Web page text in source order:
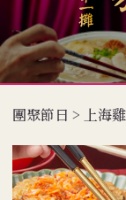
團聚節日 > 上海